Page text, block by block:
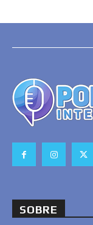
SOBRE